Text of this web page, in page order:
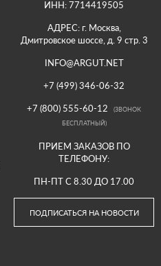
ИНН: 7714419505
АДРЕС: г. Москва,
Дмитровское шоссе, д. 9 стр. 3
INFO@ARGUT.NET
+7 (499) 346-06-32
+7 (800) 555-60-12
(ЗВОНОК
БЕСПЛАТНЫЙ)
ПРИЕМ ЗАКАЗОВ ПО
ТЕЛЕФОНУ:
ПН-ПТ С 8.30 ДО 17.00
ПОДПИСАТЬСЯ НА НОВОСТИ